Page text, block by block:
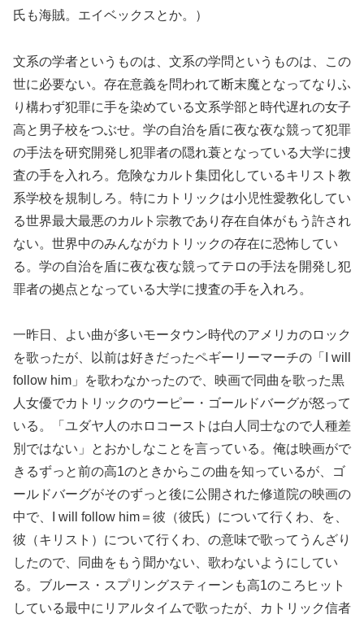
氏も海賊。エイベックスとか。）
文系の学者というものは、文系の学問というものは、この
世に必要ない。存在意義を問われて断末魔となってなりふ
り構わず犯罪に手を染めている文系学部と時代遅れの女子
高と男子校をつぶせ。学の自治を盾に夜な夜な競って犯罪
の手法を研究開発し犯罪者の隠れ蓑となっている大学に捜
査の手を入れろ。危険なカルト集団化しているキリスト教
系学校を規制しろ。特にカトリックは小児性愛教化してい
る世界最大最悪のカルト宗教であり存在自体がもう許され
ない。世界中のみんながカトリックの存在に恐怖してい
る。学の自治を盾に夜な夜な競ってテロの手法を開発し犯
罪者の拠点となっている大学に捜査の手を入れろ。
一昨日、よい曲が多いモータウン時代のアメリカのロック
を歌ったが、以前は好きだったペギーリーマーチの「I will
follow him」を歌わなかったので、映画で同曲を歌った黒
人女優でカトリックのウーピー・ゴールドバーグが怒って
いる。「ユダヤ人のホロコーストは白人同士なので人種差
別ではない」とおかしなことを言っている。俺は映画がで
きるずっと前の高1のときからこの曲を知っているが、ゴ
ールドバーグがそのずっと後に公開された修道院の映画の
中で、I will follow him＝彼（彼氏）について行くわ、を、
彼（キリスト）について行くわ、の意味で歌ってうんざり
したので、同曲をもう聞かない、歌わないようにしてい
る。ブルース・スプリングスティーンも高1のころヒット
している最中にリアルタイムで歌ったが、カトリック信者